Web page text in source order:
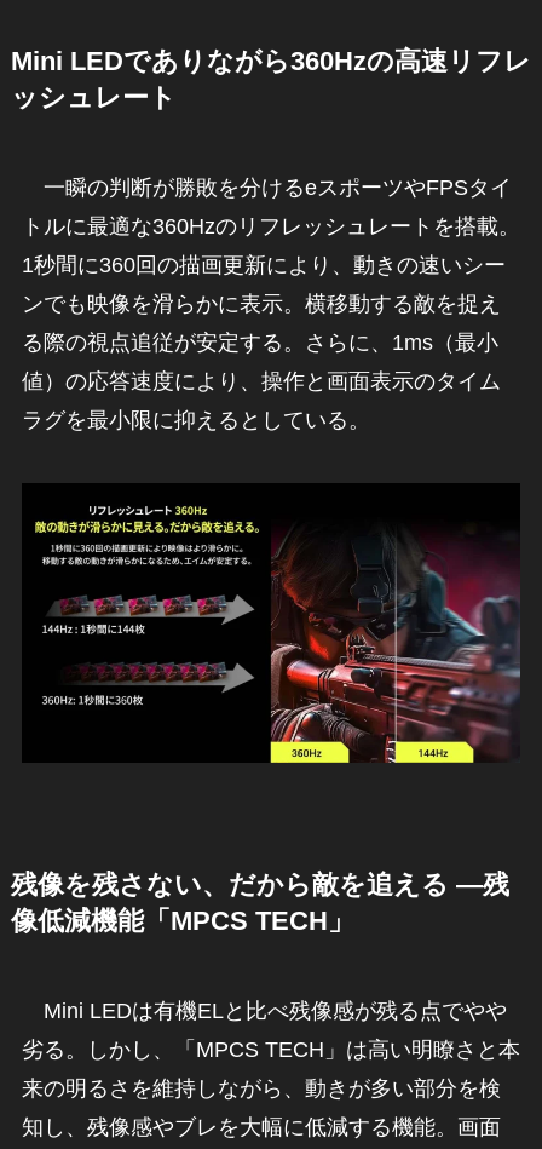
Mini LEDでありながら360Hzの高速リフレ
ッシュレート
一瞬の判断が勝敗を分けるeスポーツやFPSタイ
トルに最適な360Hzのリフレッシュレートを搭載。
1秒間に360回の描画更新により、動きの速いシー
ンでも映像を滑らかに表示。横移動する敵を捉え
る際の視点追従が安定する。さらに、1ms（最小
値）の応答速度により、操作と画面表示のタイム
ラグを最小限に抑えるとしている。
残像を残さない、だから敵を追える ―残
像低減機能「MPCS TECH」
Mini LEDは有機ELと比べ残像感が残る点でやや
劣る。しかし、「MPCS TECH」は高い明瞭さと本
来の明るさを維持しながら、動きが多い部分を検
知し、残像感やブレを大幅に低減する機能。画面